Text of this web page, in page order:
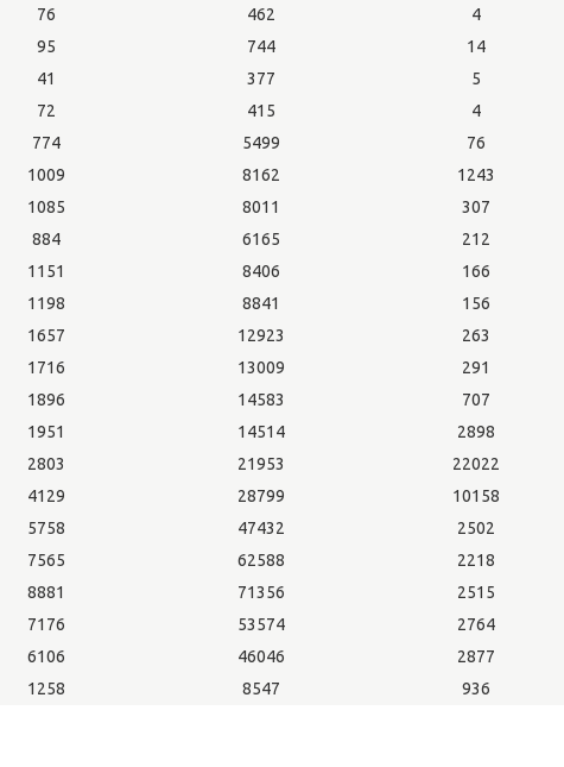
76 462
4
95 744
14
41 377
5
72 415
4
774 5499
76
1009 8162
1243
1085 8011
307
884 6165
212
1151 8406
166
1198 8841
156
1657 12923
263
1716 13009
291
1896 14583
707
1951 14514
2898
2803 21953
22022
4129 28799
10158
5758 47432
2502
7565 62588
2218
8881 71356
2515
7176 53574
2764
6106 46046
2877
1258 8547 936